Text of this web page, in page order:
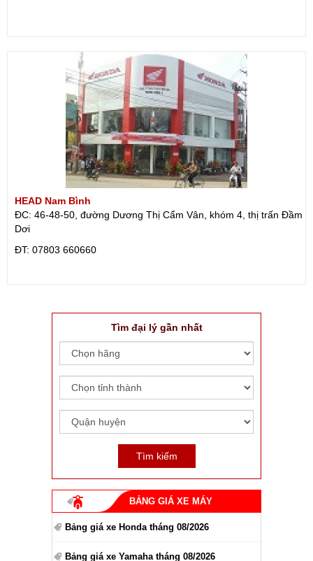
HEAD Nam Bình
ĐC: 46-48-50, đường Dương Thị Cẩm Vân, khóm 4, thị trấn Đầm
Dơi
ÐT: 07803 660660
Tìm đại lý gần nhất
BẢNG GIÁ XE MÁY
Bảng giá xe Honda tháng 08/2026
Bảng giá xe Yamaha tháng 08/2026